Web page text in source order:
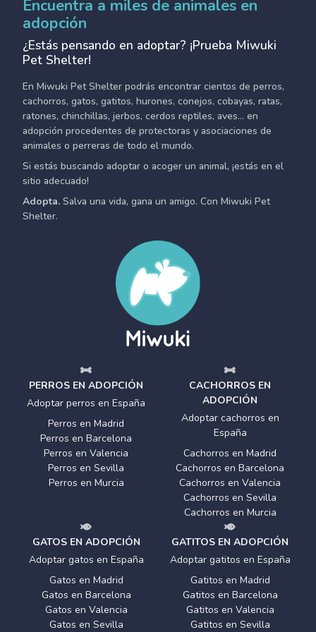
Encuentra a miles de animales en
adopción
¿Estás pensando en adoptar? ¡Prueba Miwuki
Pet Shelter!
En Miwuki Pet Shelter podrás encontrar cientos de perros,
cachorros, gatos, gatitos, hurones, conejos, cobayas, ratas,
ratones, chinchillas, jerbos, cerdos reptiles, aves... en
adopción procedentes de protectoras y asociaciones de
animales o perreras de todo el mundo.
Si estás buscando adoptar o acoger un animal, ¡estás en el
sitio adecuado!
Adopta. Salva una vida, gana un amigo. Con Miwuki Pet
Shelter.
PERROS EN ADOPCIÓN
Adoptar perros en España
Perros en Madrid
Perros en Barcelona
Perros en Valencia
Perros en Sevilla
Perros en Murcia
CACHORROS EN
ADOPCIÓN
Adoptar cachorros en
España
Cachorros en Madrid
Cachorros en Barcelona
Cachorros en Valencia
Cachorros en Sevilla
Cachorros en Murcia
GATOS EN ADOPCIÓN
Adoptar gatos en España
Gatos en Madrid
Gatos en Barcelona
Gatos en Valencia
Gatos en Sevilla
GATITOS EN ADOPCIÓN
Adoptar gatitos en España
Gatitos en Madrid
Gatitos en Barcelona
Gatitos en Valencia
Gatitos en Sevilla